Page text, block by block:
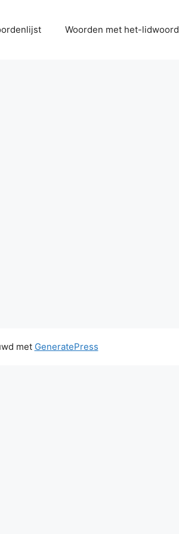
Woorden met het-lidwoord
met GeneratePress